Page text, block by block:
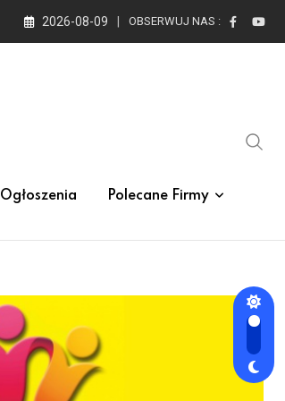
2026-08-09 OBSERWUJ NAS :
Ogłoszenia Polecane Firmy